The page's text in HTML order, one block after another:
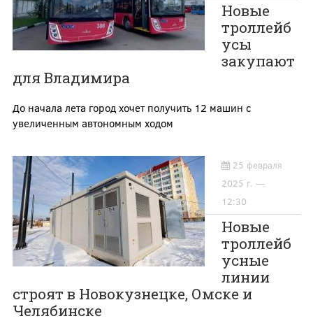
Новые
троллейб
усы
закупают
для Владимира
До начала лета город хочет получить 12 машин с
увеличенным автономным ходом
25 февраля
2025 г. —
12:30
Новые
троллейб
усные
линии
строят в Новокузнецке, Омске и
Челябинске